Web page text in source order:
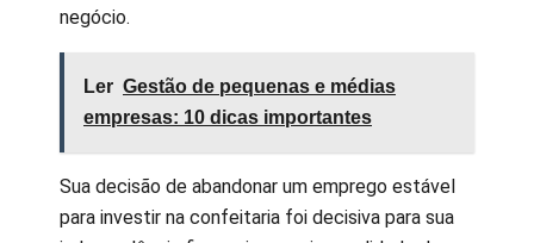
negócio.
Ler Gestão de pequenas e médias
empresas: 10 dicas importantes
Sua decisão de abandonar um emprego estável
para investir na confeitaria foi decisiva para sua